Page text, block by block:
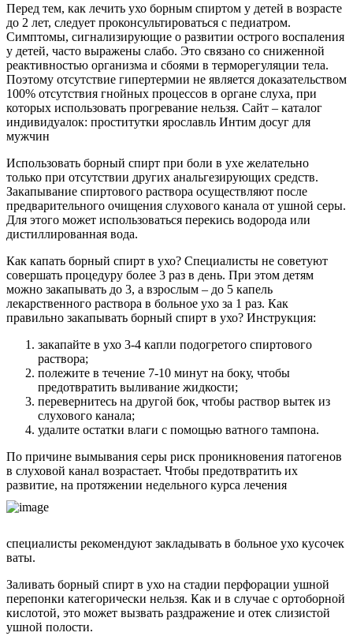
Перед тем, как лечить ухо борным спиртом у детей в возрасте
до 2 лет, следует проконсультироваться с педиатром.
Симптомы, сигнализирующие о развитии острого воспаления
у детей, часто выражены слабо. Это связано со сниженной
реактивностью организма и сбоями в терморегуляции тела.
Поэтому отсутствие гипертермии не является доказательством
100% отсутствия гнойных процессов в органе слуха, при
которых использовать прогревание нельзя. Сайт – каталог
индивидуалок: проститутки ярославль Интим досуг для
мужчин
Использовать борный спирт при боли в ухе желательно
только при отсутствии других анальгезирующих средств.
Закапывание спиртового раствора осуществляют после
предварительного очищения слухового канала от ушной серы.
Для этого может использоваться перекись водорода или
дистиллированная вода.
Как капать борный спирт в ухо? Специалисты не советуют
совершать процедуру более 3 раз в день. При этом детям
можно закапывать до 3, а взрослым – до 5 капель
лекарственного раствора в больное ухо за 1 раз. Как
правильно закапывать борный спирт в ухо? Инструкция:
закапайте в ухо 3-4 капли подогретого спиртового
раствора;
полежите в течение 7-10 минут на боку, чтобы
предотвратить выливание жидкости;
перевернитесь на другой бок, чтобы раствор вытек из
слухового канала;
удалите остатки влаги с помощью ватного тампона.
По причине вымывания серы риск проникновения патогенов
в слуховой канал возрастает. Чтобы предотвратить их
развитие, на протяжении недельного курса лечения
специалисты рекомендуют закладывать в больное ухо кусочек
ваты.
Заливать борный спирт в ухо на стадии перфорации ушной
перепонки категорически нельзя. Как и в случае с ортоборной
кислотой, это может вызвать раздражение и отек слизистой
ушной полости.